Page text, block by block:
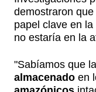
demostraron
papel clave en
no estaría en la
"Sabíamos que
almacenado en